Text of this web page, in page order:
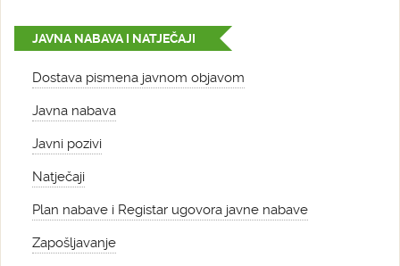
JAVNA NABAVA I NATJEČAJI
Dostava pismena javnom objavom
Javna nabava
Javni pozivi
Natječaji
Plan nabave i Registar ugovora javne nabave
Zapošljavanje